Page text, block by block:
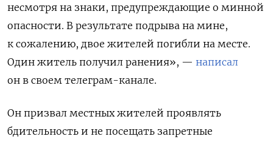
несмотря на знаки, предупреждающие о минной
опасности. В результате подрыва на мине,
к сожалению, двое жителей погибли на месте.
Один житель получил ранения», — написал
он в своем телеграм-канале.
Он призвал местных жителей проявлять
бдительность и не посещать запретные